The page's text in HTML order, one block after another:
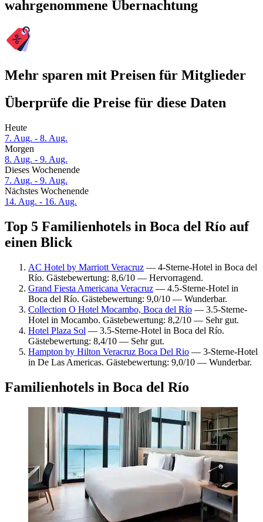
wahrgenommene Übernachtung
Mehr sparen mit Preisen für Mitglieder
Überprüfe die Preise für diese Daten
Heute
7. Aug. - 8. Aug.
Morgen
8. Aug. - 9. Aug.
Dieses Wochenende
7. Aug. - 9. Aug.
Nächstes Wochenende
14. Aug. - 16. Aug.
Top 5 Familienhotels in Boca del Río auf
einen Blick
AC Hotel by Marriott Veracruz — 4-Sterne-Hotel in Boca del
Río. Gästebewertung: 8,6/10 — Hervorragend.
Grand Fiesta Americana Veracruz — 4.5-Sterne-Hotel in
Boca del Río. Gästebewertung: 9,0/10 — Wunderbar.
Collection O Hotel Mocambo, Boca del Río — 3.5-Sterne-
Hotel in Mocambo. Gästebewertung: 8,2/10 — Sehr gut.
Hotel Plaza Sol — 3.5-Sterne-Hotel in Boca del Río.
Gästebewertung: 8,4/10 — Sehr gut.
Hampton by Hilton Veracruz Boca Del Rio — 3-Sterne-Hotel
in De Las Americas. Gästebewertung: 9,0/10 — Wunderbar.
Familienhotels in Boca del Río